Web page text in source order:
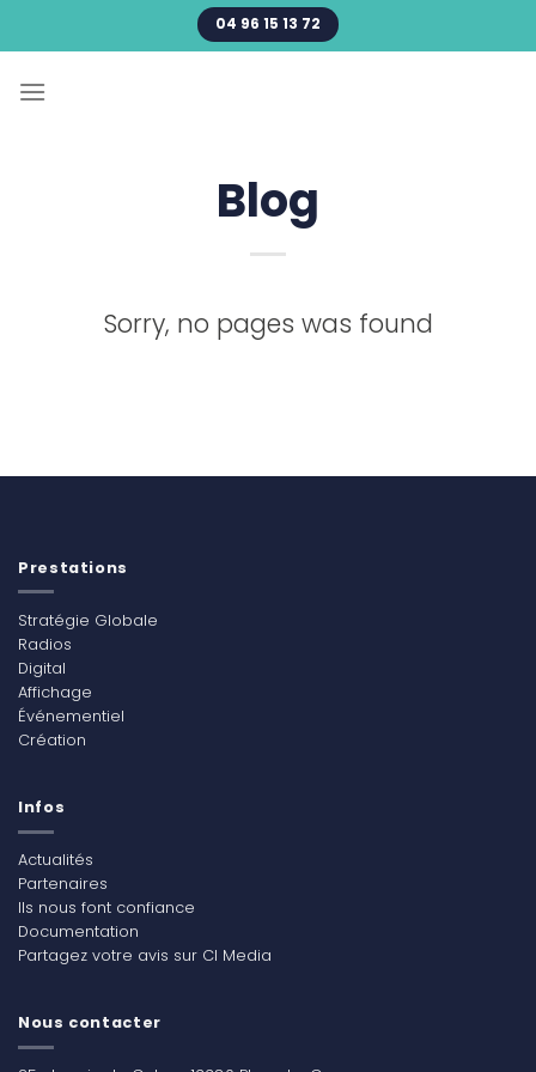
au
04 96 15 13 72
Blog
Sorry, no pages was found
Prestations
Stratégie Globale
Radios
Digital
Affichage
Événementiel
Création
Infos
Actualités
Partenaires
Ils nous font confiance
Documentation
Partagez votre avis sur CI Media
Nous contacter